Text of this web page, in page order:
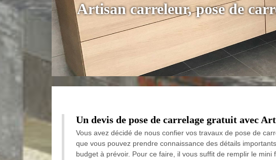
Artisan carreleur, pose de
Un devis de pose de carrelage gratuit avec
Vous avez décidé de nous confier vos travaux de pose de
que vous pouvez prendre connaissance des détails
budget à prévoir. Pour ce faire, il vous suffit de remplir le